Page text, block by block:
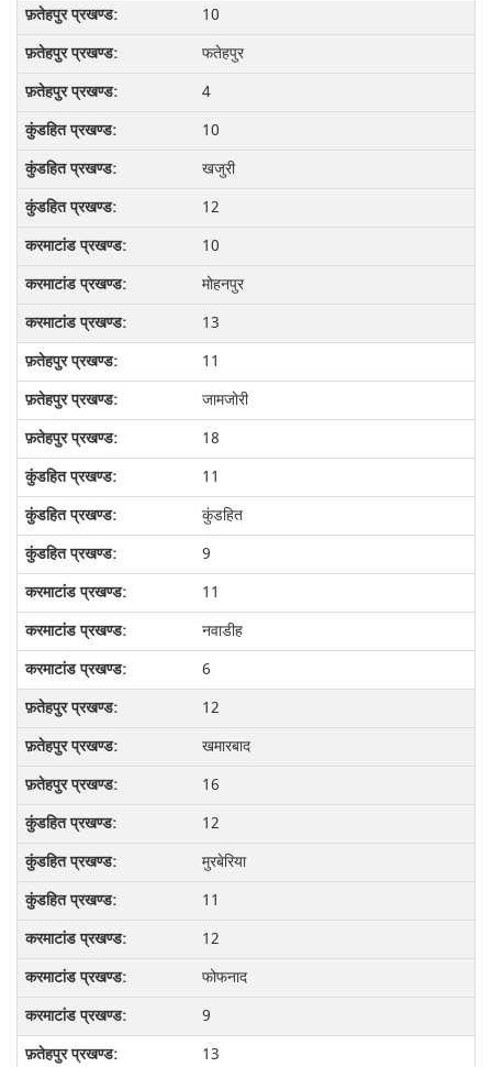
10
फतेहपुर
4
10
खजुरी
12
10
मोहनपुर
13
11
जामजोरी
18
11
कुंडहित
9
11
नवाडीह
6
12
खमारबाद
16
12
मुरबेरिया
11
12
फोफनाद
9
13